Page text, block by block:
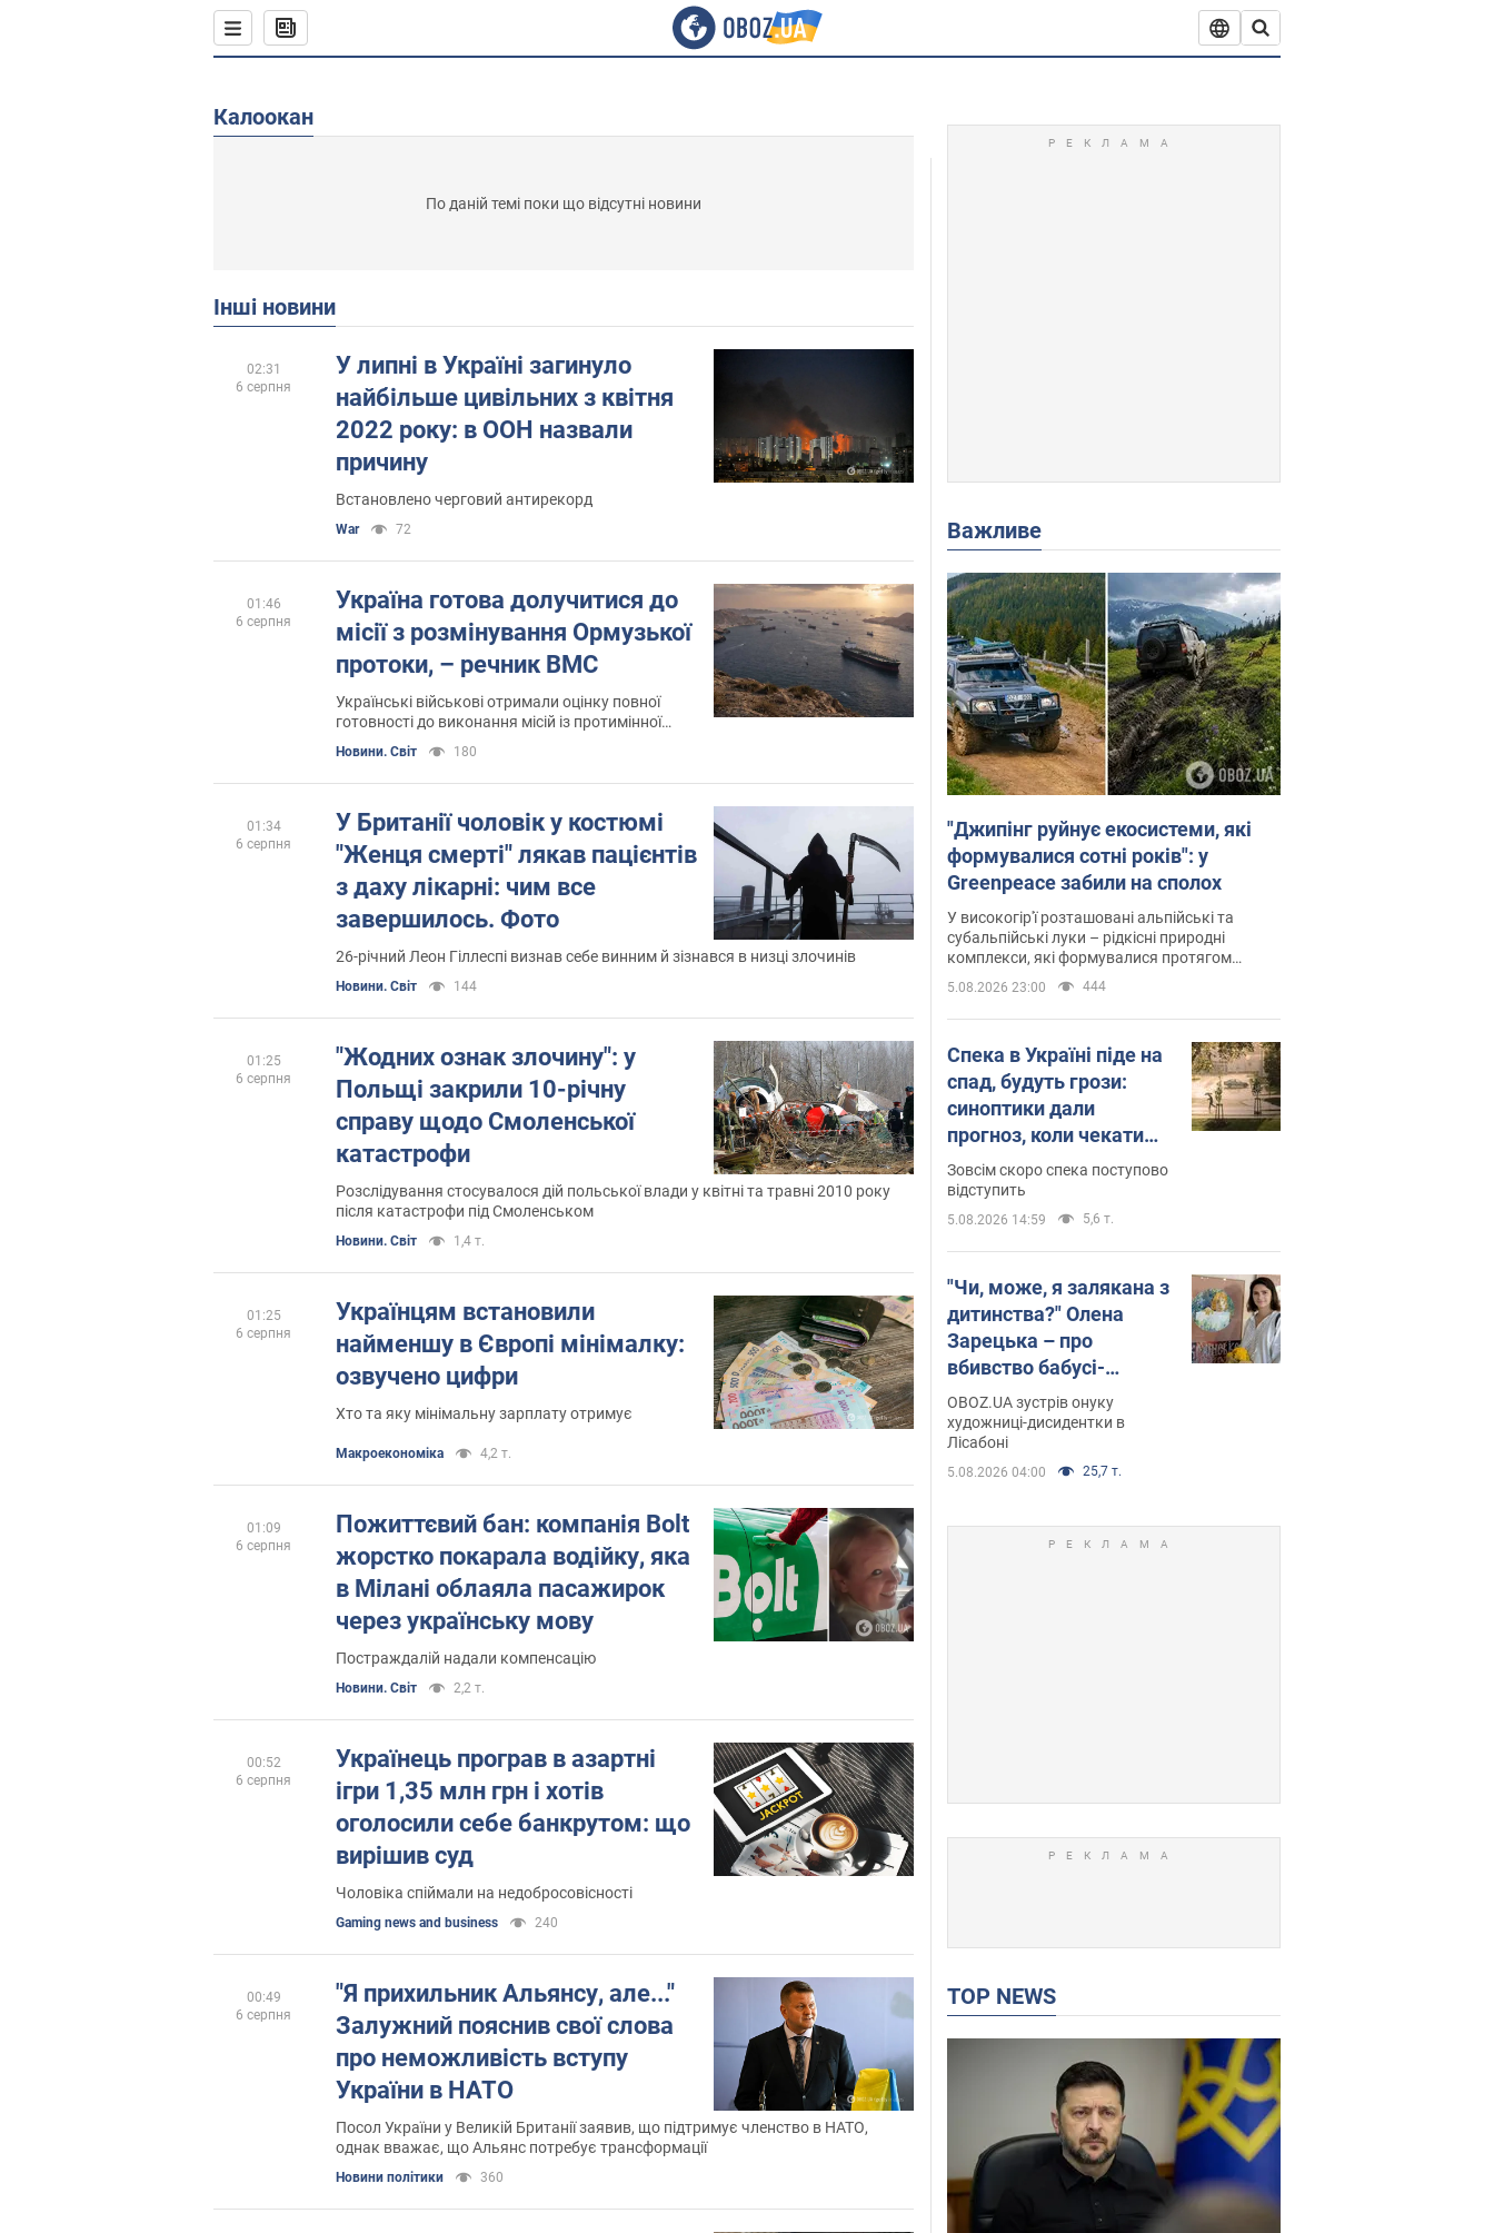
Калоокан
По даній темі поки що відсутні новини
Інші новини
У липні в Україні загинуло
найбільше цивільних з квітня
2022 року: в ООН назвали
причину
Встановлено черговий антирекорд
War 72
02:31
6 серпня
Україна готова долучитися до
місії з розмінування Ормузької
протоки, – речник ВМС
Українські військові отримали оцінку повної
готовності до виконання місій із протимінної
діяльності під час навчань Sea Breeze 2026
Новини. Світ 180
01:46
6 серпня
У Британії чоловік у костюмі
"Женця смерті" лякав пацієнтів
з даху лікарні: чим все
завершилось. Фото
26-річний Леон Гіллеспі визнав себе винним й зізнався в низці злочинів
Новини. Світ 144
01:34
6 серпня
"Жодних ознак злочину": у
Польщі закрили 10-річну
справу щодо Смоленської
катастрофи
Розслідування стосувалося дій польської влади у квітні та травні 2010 року
після катастрофи під Смоленськом
Новини. Світ 1,4 т.
01:25
6 серпня
Українцям встановили
найменшу в Європі мінімалку:
озвучено цифри
Хто та яку мінімальну зарплату отримує
Mакроекономіка 4,2 т.
01:25
6 серпня
Пожиттєвий бан: компанія Bolt
жорстко покарала водійку, яка
в Мілані облаяла пасажирок
через українську мову
Постраждалій надали компенсацію
Новини. Світ 2,2 т.
01:09
6 серпня
Українець програв в азартні
ігри 1,35 млн грн і хотів
оголосили себе банкрутом: що
вирішив суд
Чоловіка спіймали на недобросовісності
Gaming news and business 240
00:52
6 серпня
"Я прихильник Альянсу, але..."
Залужний пояснив свої слова
про неможливість вступу
України в НАТО
Посол України у Великій Британії заявив, що підтримує членство в НАТО,
однак вважає, що Альянс потребує трансформації
Новини політики 360
00:49
6 серпня
Важливе
"Джипінг руйнує екосистеми, які
формувалися сотні років": у
Greenpeace забили на сполох
У високогір'ї розташовані альпійські та
субальпійські луки – рідкісні природні
комплекси, які формувалися протягом
5.08.2026 23:00 444
Спека в Україні піде на
спад, будуть грози:
синоптики дали
прогноз, коли чекати
зміни погоди
Зовсім скоро спека поступово
відступить
5.08.2026 14:59 5,6 т.
"Чи, може, я залякана з
дитинства?" Олена
Зарецька – про
вбивство бабусі-
дисидентки Алли
Горської, критику
Дмитра Стуса та втечу
в Португалію з 5 дітьми
OBOZ.UA зустрів онуку
художниці-дисидентки в
Лісабоні
5.08.2026 04:00 25,7 т.
TOP NEWS